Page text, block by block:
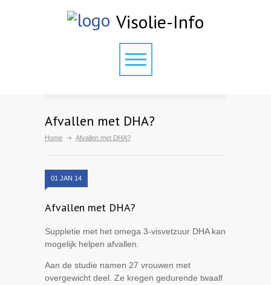
Visolie-Info
Afvallen met DHA?
Home Afvallen met DHA?
01 JAN 14
Afvallen met DHA?
Suppletie met het omega 3-visvetzuur DHA kan
mogelijk helpen afvallen.
Aan de studie namen 27 vrouwen met
overgewicht deel. Ze kregen gedurende twaalf